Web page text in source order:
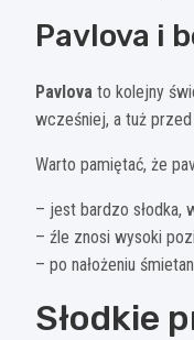
Pavlova i
Pavlova to kolejny
wcześniej, a tuż przed
Warto pamiętać, że
– jest bardzo słodka,
– źle znosi wysoki
– po nałożeniu
Słodkie